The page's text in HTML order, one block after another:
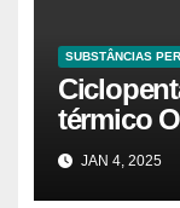
SUBSTÂNCIAS
térmico
agora.
JAN 4, 2025